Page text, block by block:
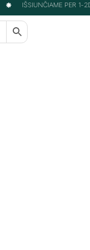
IŠSIUNČIAME PER 1-